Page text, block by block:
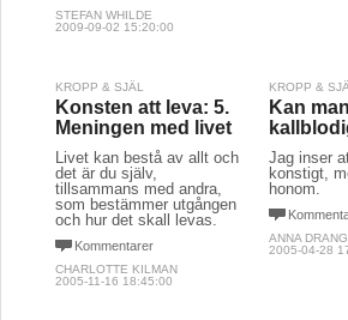
STEFAN WHILDE
2009-09-02 15:20:00
KROPP & SJÄL
Konsten att leva: 5.
Meningen med livet
Livet kan bestå av allt och
det är du själv,
tillsammans med andra,
som bestämmer utgången
och hur det skall levas.
Kommentarer
CHARLOTTE KILMAN
2005-11-16 18:45:00
KROPP &
Kan
Jag inser
konstigt,
honom.
ANNA
2005-04-28